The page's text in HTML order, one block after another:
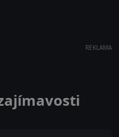
REKLAMA